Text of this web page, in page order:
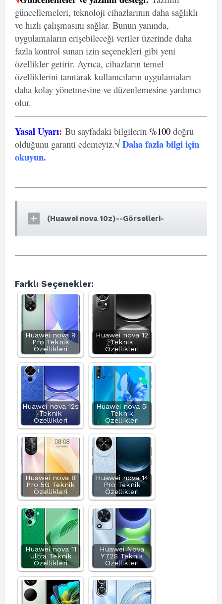
güncellemeleri, teknoloji cihazlarının daha sağlıklı
ve hızlı çalışmasını sağlar. Bunun yanında,
uygulamaların erişebileceği veriler üzerinde daha
fazla kontrol sunan izin seçenekleri gibi yeni
özellikler getirir. Ayrıca, cihazların temel
özelliklerini tanıtarak kullanıcıların uygulamaları
daha kolay yönetmesine ve düzenlemesine yardımcı
olur.
Yasal Uyarı: Bu sayfadaki bilgilerin %100 doğru
olduğunu garanti edemeyiz.√ Daha fazla bilgi için
okuyun.
(Huawei nova 10z)--Görselleri-
Farklı Seçenekler:
Huawei nova 9
Pro Teknik
Özellikleri
Huawei nova 12
Teknik
Özellikleri
Huawei nova 12s
Teknik
Özellikleri
Huawei nova 5i
Teknik
Özellikleri
Huawei nova 8
Pro 5G Teknik
Özellikleri
Huawei nova 14
Pro Teknik
Özellikleri
Huawei nova 11
Ultra Teknik
Özellikleri
Huawei Nova
Y72S Teknik
Özellikleri